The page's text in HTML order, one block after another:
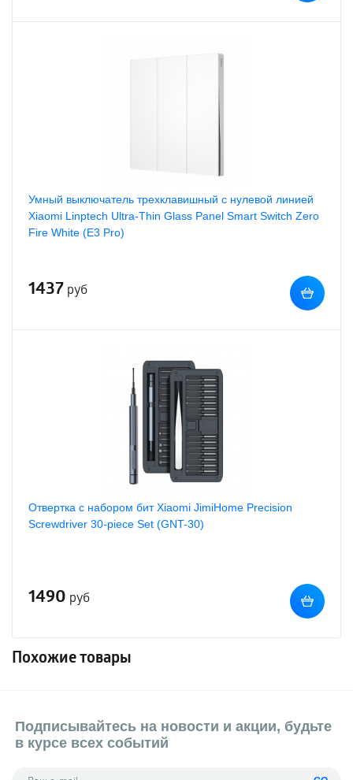
Умный выключатель трехклавишный с нулевой линией
Xiaomi Linptech Ultra-Thin Glass Panel Smart Switch Zero
Fire White (E3 Pro)
1437 руб
Отвертка с набором бит Xiaomi JimiHome Precision
Screwdriver 30-piece Set (GNT-30)
1490 руб
Похожие товары
Подписывайтесь на новости и акции, будьте
в курсе всех событий